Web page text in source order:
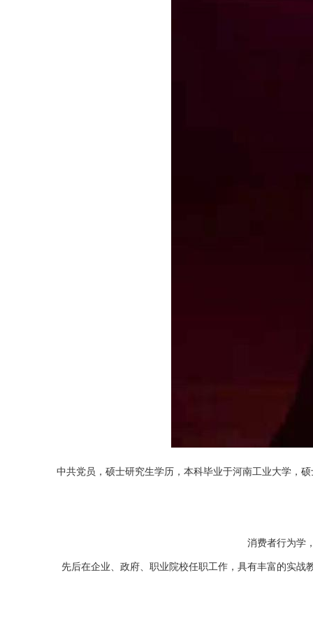
中共党员，硕士研究生学历，本科毕业于河南工业大学，
消费者行为学
先后在企业、政府、职业院校任职工作，具有丰富的实